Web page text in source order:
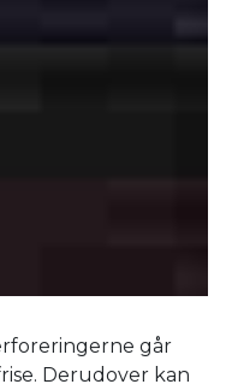
går
Derudover kan